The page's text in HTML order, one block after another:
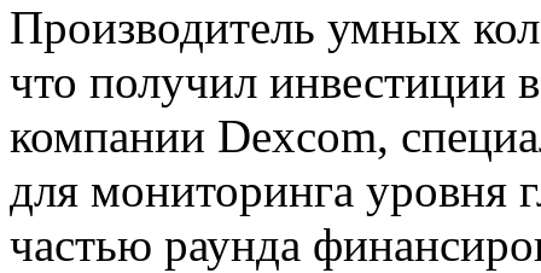
Производитель умных
что получил инвестиции
компании Dexcom,
для мониторинга уровня
частью раунда